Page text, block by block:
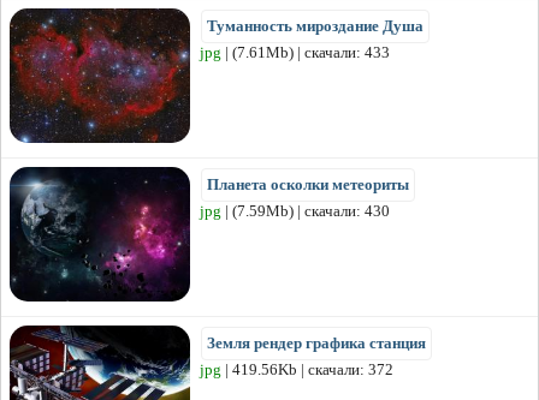
Туманность мироздание Душа
jpg | (7.61Mb) | скачали: 433
Планета осколки метеориты
jpg | (7.59Mb) | скачали: 430
Земля рендер графика станция
jpg | 419.56Kb | скачали: 372